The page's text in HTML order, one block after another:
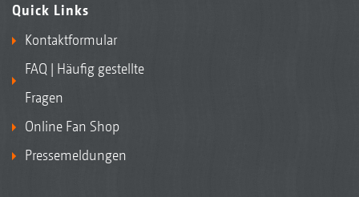
Quick Links
Kontaktformular
FAQ | Häufig gestellte
Fragen
Online Fan Shop
Pressemeldungen